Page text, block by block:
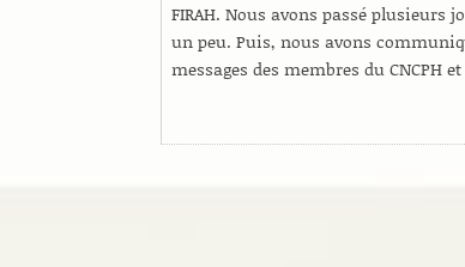
FIRAH. Nous avons passé plusieurs
un peu. Puis, nous avons
messages des membres du CNCPH